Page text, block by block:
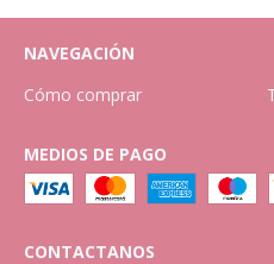
NAVEGACIÓN
Cómo comprar
MEDIOS DE PAGO
CONTACTANOS